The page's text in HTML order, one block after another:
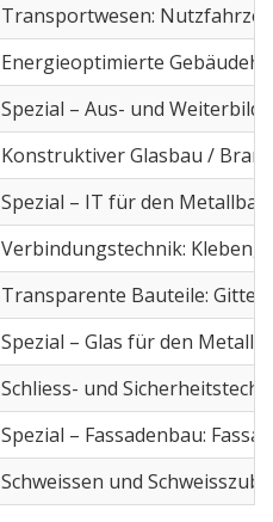
Transportwesen:
Energieoptimierte
Spezial – Aus- und
Konstruktiver Glasbau /
Spezial – IT für den
Verbindungstechnik: Kleben,
Transparente Bauteile:
Spezial – Glas für den
Schliess- und
Spezial – Fassadenbau:
Schweissen und